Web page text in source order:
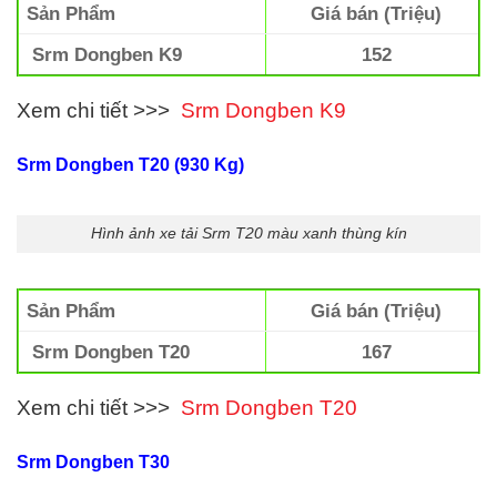
Sản Phẩm
Giá bán (Triệu)
Srm Dongben K9
152
Xem chi tiết >>> Srm Dongben K9
Srm Dongben T20 (930 Kg)
Hình ảnh xe tải Srm T20 màu xanh thùng kín
Sản Phẩm
Giá bán (Triệu)
Srm Dongben T20
167
Xem chi tiết >>> Srm Dongben T20
Srm Dongben T30